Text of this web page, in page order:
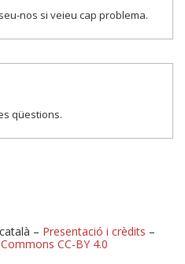
nos si veieu cap problema.
qüestions.
– Presentació i crèdits –
CC-BY 4.0